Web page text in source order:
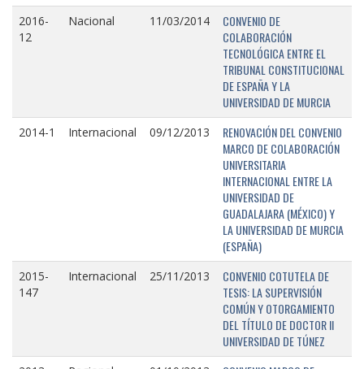
2016-
12
Nacional 11/03/2014
CONVENIO DE
COLABORACIÓN
TECNOLÓGICA ENTRE EL
TRIBUNAL CONSTITUCIONAL
DE ESPAÑA Y LA
UNIVERSIDAD DE MURCIA
2014-1 Internacional 09/12/2013
RENOVACIÓN DEL CONVENIO
MARCO DE COLABORACIÓN
UNIVERSITARIA
INTERNACIONAL ENTRE LA
UNIVERSIDAD DE
GUADALAJARA (MÉXICO) Y
LA UNIVERSIDAD DE MURCIA
(ESPAÑA)
2015-
147
Internacional 25/11/2013
CONVENIO COTUTELA DE
TESIS: LA SUPERVISIÓN
COMÚN Y OTORGAMIENTO
DEL TÍTULO DE DOCTOR II
UNIVERSIDAD DE TÚNEZ